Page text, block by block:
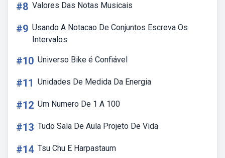
#8 Valores Das Notas Musicais
#9 Usando A Notacao De Conjuntos Escreva Os
Intervalos
#10 Universo Bike é Confiável
#11 Unidades De Medida Da Energia
#12 Um Numero De 1 A 100
#13 Tudo Sala De Aula Projeto De Vida
#14 Tsu Chu E Harpastaum